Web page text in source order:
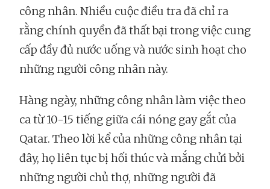
công nhân. Nhiều cuộc điều tra đã chỉ ra
rằng chính quyền đã thất bại trong việc cung
cấp đầy đủ nước uống và nước sinh hoạt cho
những người công nhân này.
Hàng ngày, những công nhân làm việc theo
ca từ 10-15 tiếng giữa cái nóng gay gắt của
Qatar. Theo lời kể của những công nhân tại
đây, họ liên tục bị hối thúc và mắng chửi bởi
những người chủ thợ, những người đã